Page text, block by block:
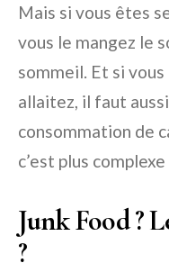
Mais si vous êtes
vous le mangez le
sommeil. Et si
allaitez, il faut
consommation de
c’est plus complexe
Junk Food ?
?